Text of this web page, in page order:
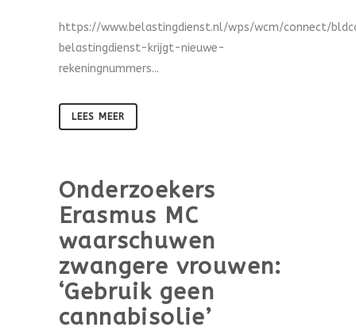
https://www.belastingdienst.nl/wps/wcm/connect/
belastingdienst-krijgt-nieuwe-
rekeningnummers...
LEES MEER
Onderzoekers
Erasmus MC
waarschuwen
zwangere vrouwen:
‘Gebruik geen
cannabisolie’